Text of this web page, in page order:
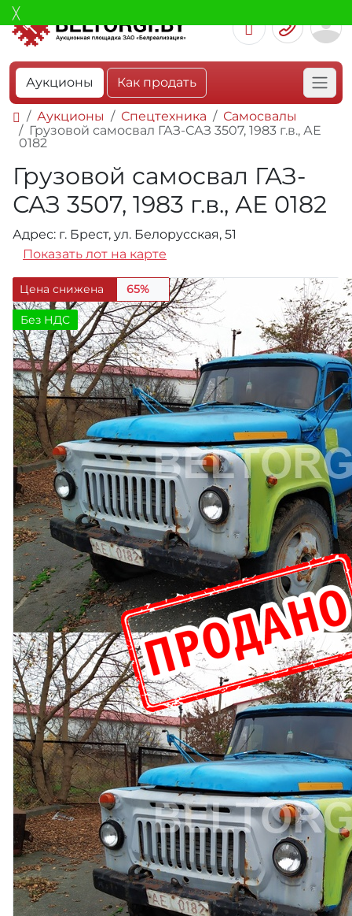
Аукционы Как продать
Аукционы Спецтехника
Самосвалы
Грузовой самосвал ГАЗ-САЗ 3507, 1983 г.в., АЕ
0182
Грузовой самосвал ГАЗ-
САЗ 3507, 1983 г.в., АЕ 0182
Адрес: г. Брест, ул. Белорусская, 51
Показать лот на карте
Цена снижена 65%
Без НДС